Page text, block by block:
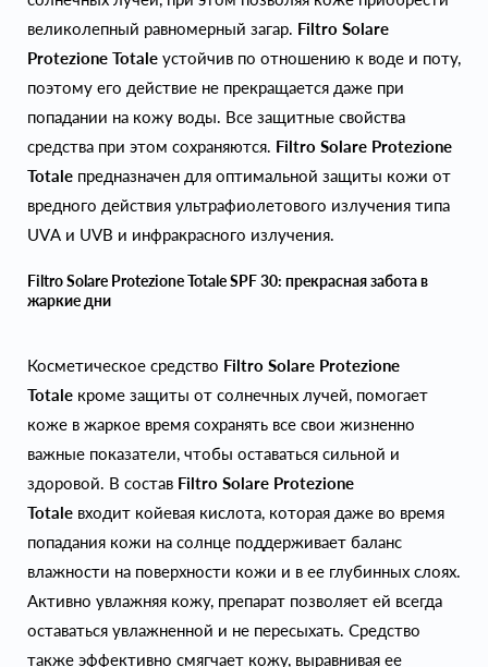
великолепный равномерный загар. Filtro Solare
Protezione Totale устойчив по отношению к воде и поту,
поэтому его действие не прекращается даже при
попадании на кожу воды. Все защитные свойства
средства при этом сохраняются. Filtro Solare Protezione
Totale предназначен для оптимальной защиты кожи от
вредного действия ультрафиолетового излучения типа
UVА и UVВ и инфракрасного излучения.
Filtro Solare Protezione Totale SPF 30: прекрасная забота в
жаркие дни
Косметическое средство Filtro Solare Protezione
Totale кроме защиты от солнечных лучей, помогает
коже в жаркое время сохранять все свои жизненно
важные показатели, чтобы оставаться сильной и
здоровой. В состав Filtro Solare Protezione
Totale входит койевая кислота, которая даже во время
попадания кожи на солнце поддерживает баланс
влажности на поверхности кожи и в ее глубинных слоях.
Активно увлажняя кожу, препарат позволяет ей всегда
оставаться увлажненной и не пересыхать. Средство
также эффективно смягчает кожу, выравнивая ее